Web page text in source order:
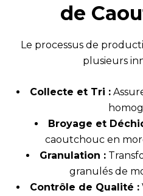
de
Le processus de
plusieurs
Collecte et Tri :
Broyage et
caoutchouc en
Granulation :
granulés de
Contrôle de Qualité :